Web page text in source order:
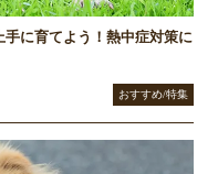
に育てよう！熱中症対策に
おすすめ/特集